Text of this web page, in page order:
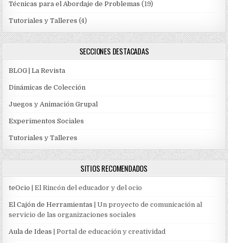
Técnicas para el Abordaje de Problemas (19)
Tutoriales y Talleres (4)
SECCIONES DESTACADAS
BLOG | La Revista
Dinámicas de Colección
Juegos y Animación Grupal
Experimentos Sociales
Tutoriales y Talleres
SITIOS RECOMENDADOS
teOcio | El Rincón del educador y del ocio
El Cajón de Herramientas | Un proyecto de comunicación al
servicio de las organizaciones sociales
Aula de Ideas | Portal de educación y creatividad